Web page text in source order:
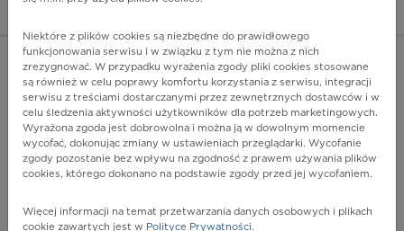
O07.2 - Nieskuteczne poronienie wywołane przez lekarza,
powikłane zatorem
Więcej na lekiicd10.pl
Niektóre z plików cookies są niezbędne do prawidłowego
funkcjonowania serwisu i w związku z tym nie można z nich
zrezygnować. W przypadku wyrażenia zgody pliki cookies stosowane
są również w celu poprawy komfortu korzystania z serwisu, integracji
serwisu z treściami dostarczanymi przez zewnętrznych dostawców i w
celu śledzenia aktywności użytkowników dla potrzeb marketingowych.
Wyrażona zgoda jest dobrowolna i można ją w dowolnym momencie
wycofać, dokonując zmiany w ustawieniach przeglądarki. Wycofanie
zgody pozostanie bez wpływu na zgodność z prawem używania plików
cookies, którego dokonano na podstawie zgody przed jej wycofaniem.
Więcej informacji na temat przetwarzania danych osobowych i plikach
cookie zawartych jest w Polityce Prywatności.